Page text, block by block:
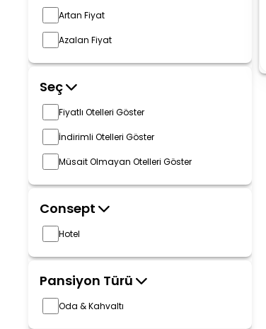
Artan Fiyat
Azalan Fiyat
Seç
Fiyatlı Otelleri Göster
İndirimli Otelleri Göster
Müsait Olmayan Otelleri Göster
Consept
Hotel
Pansiyon Türü
Oda & Kahvaltı